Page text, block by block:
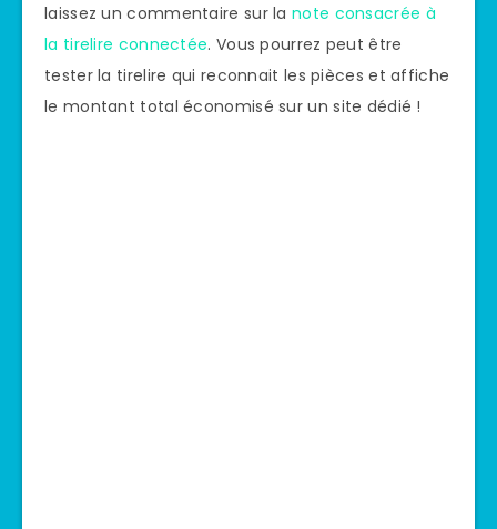
laissez un commentaire sur lanote consacrée à
la tirelire connectée. Vous pourrez peut être
tester la tirelire qui reconnait les pièces et affiche
le montant total économisé sur un site dédié !